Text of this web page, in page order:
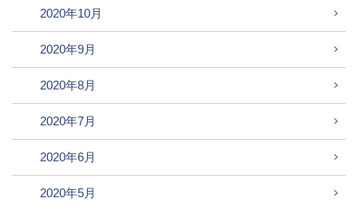
2020年10月
2020年9月
2020年8月
2020年7月
2020年6月
2020年5月